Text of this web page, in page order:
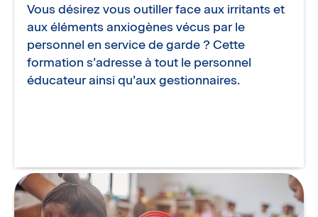
Vous désirez vous outiller face aux irritants et
aux éléments anxiogènes vécus par le
personnel en service de garde ? Cette
formation s’adresse à tout le personnel
éducateur ainsi qu’aux gestionnaires.